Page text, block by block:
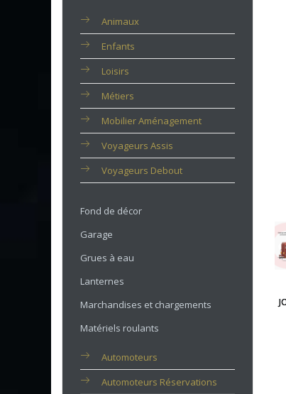
Animaux
Enfants
Loisirs
Métiers
Mobilier Aménagement
Voyageurs Assis
Voyageurs Debout
Fond de décor
Garage
Grues à eau
Lanternes
Marchandises et chargements
Matériels roulants
Automoteurs
Automoteurs Réservations